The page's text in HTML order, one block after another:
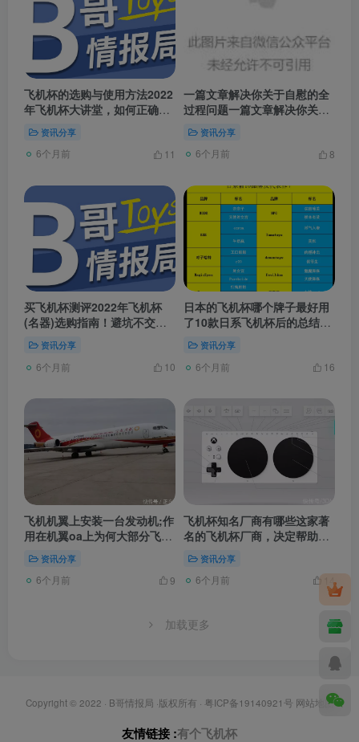
飞机杯的选购与使用方法2022
年飞机杯大讲堂，如何正确避
开选飞机杯误区，飞机杯选购
指南，飞机杯真实感受！
资讯分享
6个月前 11
一篇文章解决你关于自慰的全
过程问题一篇文章解决你关于
自慰的全部问题！
资讯分享
6个月前 8
买飞机杯测评2022年飞机杯
(名器)选购指南！避坑不交智
商税！资讯分享
6个月前 10
日本的飞机杯哪个牌子最好用
了10款日系飞机杯后的总结！
奈奈子的秘密/天使宫！死刑缓
期2年执行是什么意思？2年后
再执行？一般人都会理解错
资讯分享
6个月前 16
飞机机翼上安装一台发动机;作
用在机翼oa上为何大部分飞机
发动机装在机翼下面？机翼能
承受住它的重量吗？川藏路上
出现“卫生巾、避孕套”，为何
资讯分享
6个月前 9
飞机杯知名厂商有哪些这家著
名的飞机杯厂商，决定帮助残
障玩家实现游戏梦想1988年，
23岁巩俐和38岁张艺谋泳池边
的照片，这一幕相当滑稽可笑
资讯分享
6个月前 14
加载更多
Copyright © 2022 · B哥情报局 ·版权所有 · 粤ICP备19140921号 网站地图
友情链接 :有个飞机杯